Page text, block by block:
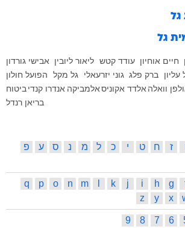
גל
גל
חיים אוחיון עודד קטש ליאור ליובין
אבישי גורדון
ברק פלג גוני יזרעאלי גל מקל
הפועל חולון
וואלה אלדד אקוניסאלמביקה אנדרו קנדיביטוח
בריאן רנדל
ז ח ט י כ ל מ נ ס ע
פ
g
h
i
j
k
m
n
o
p
q
x
y
z
6
7
8
9